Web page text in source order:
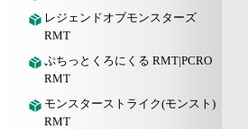
レジェンドオブモンスターズ
RMT
ぷちっとくろにくる RMT|PCRO
RMT
モンスターストライク(モンスト)
RMT